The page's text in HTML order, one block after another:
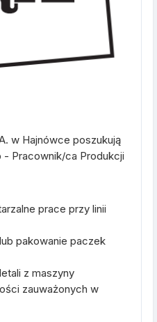
w Hajnówce poszukują
Pracownik/ca Produkcji
prace przy linii
pakowanie paczek
z maszyny
zauważonych w